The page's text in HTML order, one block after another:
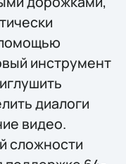
инструмент
диалоги
видео.
сложности